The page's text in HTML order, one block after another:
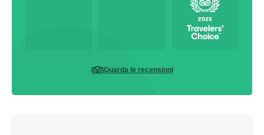
Guarda le recensioni